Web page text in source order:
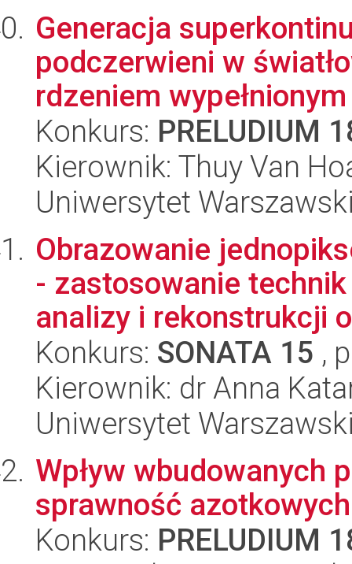
Generacja
podczerwieni w
rdzeniem
Konkurs: PRELUDIUM
Kierownik: Thuy Van
Uniwersytet
Obrazowanie
- zastosowanie
analizy i rekonstrukcji
Konkurs: SONATA 15 ,
Kierownik: dr Anna
Uniwersytet
Wpływ wbudowanych
sprawność
Konkurs: PRELUDIUM